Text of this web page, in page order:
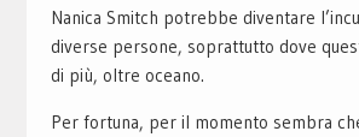
Nanica Smitch potrebbe diventare
diverse persone, soprattutto dove
di più, oltre oceano.
Per fortuna, per il momento sembra